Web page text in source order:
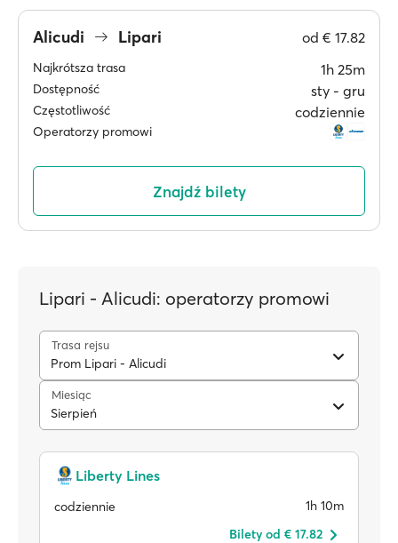
Alicudi Lipari od € 17.82
Najkrótsza trasa 1h 25m
Dostępność sty ‐ gru
Częstotliwość codziennie
Operatorzy promowi
Znajdź bilety
Lipari - Alicudi: operatorzy promowi
Trasa rejsu
Prom Lipari - Alicudi
Miesiąc
Sierpień
Liberty Lines
codziennie
1h 10m
Bilety od € 17.82